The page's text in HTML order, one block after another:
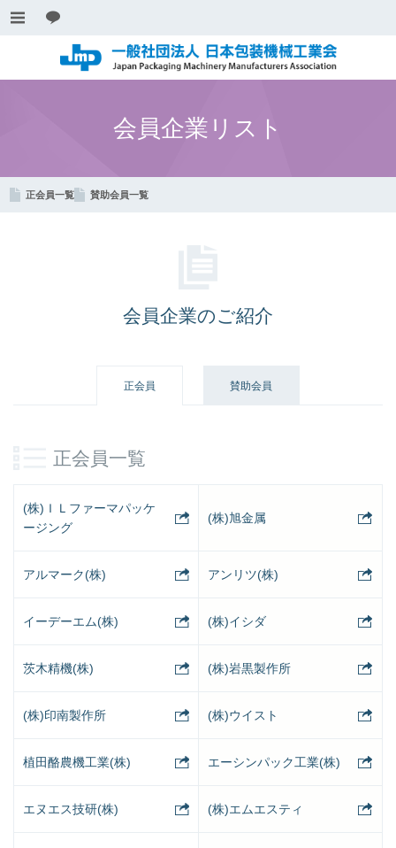
会員企業リスト
正会員一覧 賛助会員一覧
会員企業のご紹介
正会員 賛助会員
正会員一覧
(株)ＩＬファーマパッケ
ージング
(株)旭金属
アルマーク(株) アンリツ(株)
イーデーエム(株) (株)イシダ
茨木精機(株) (株)岩黒製作所
(株)印南製作所 (株)ウイスト
植田酪農機工業(株) エーシンパック工業(株)
エヌエス技研(株) (株)エムエスティ